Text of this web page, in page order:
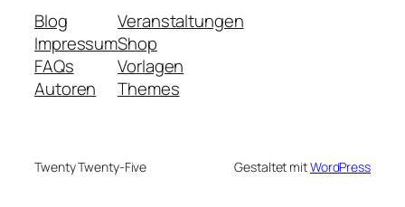
Blog
Impressum
FAQs
Autoren
Veranstaltungen
Shop
Vorlagen
Themes
Twenty Twenty-Five Gestaltet mitWordPress